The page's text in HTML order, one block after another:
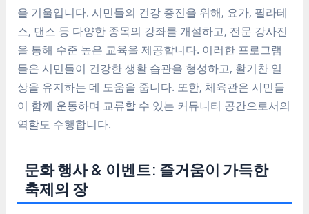
을 기울입니다. 시민들의 건강 증진을 위해, 요가, 필라테
스, 댄스 등 다양한 종목의 강좌를 개설하고, 전문 강사진
을 통해 수준 높은 교육을 제공합니다. 이러한 프로그램
들은 시민들이 건강한 생활 습관을 형성하고, 활기찬 일
상을 유지하는 데 도움을 줍니다. 또한, 체육관은 시민들
이 함께 운동하며 교류할 수 있는 커뮤니티 공간으로서의
역할도 수행합니다.
문화 행사 & 이벤트: 즐거움이 가득한
축제의 장